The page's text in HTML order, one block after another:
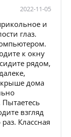
2022-11-05
и
глаз.
к окну
рядом,
дома
взгляд
Классная